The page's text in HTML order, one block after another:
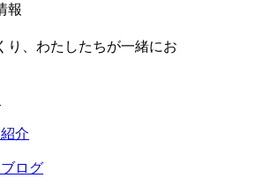
報
り、わたしたちが一緒にお
介
ログ